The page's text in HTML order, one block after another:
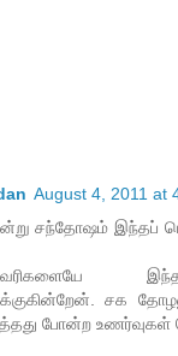
August 4, 2011 at
சந்தோஷம் இந்தப்
இந்த
சக
போன்ற